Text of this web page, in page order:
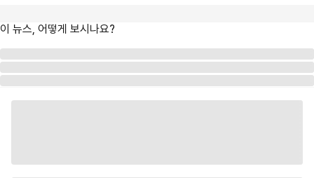
이 뉴스, 어떻게 보시나요?